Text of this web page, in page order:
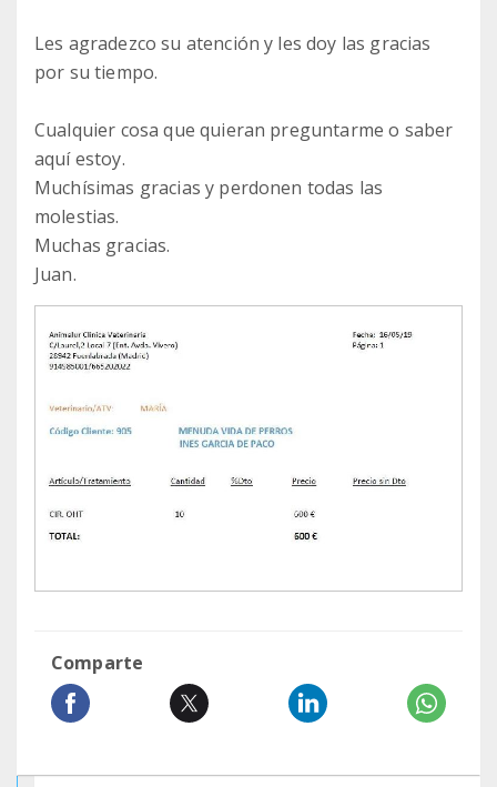
Les agradezco su atención y les doy las gracias
por su tiempo.
Cualquier cosa que quieran preguntarme o saber
aquí estoy.
Muchísimas gracias y perdonen todas las
molestias.
Muchas gracias.
Juan.
Comparte